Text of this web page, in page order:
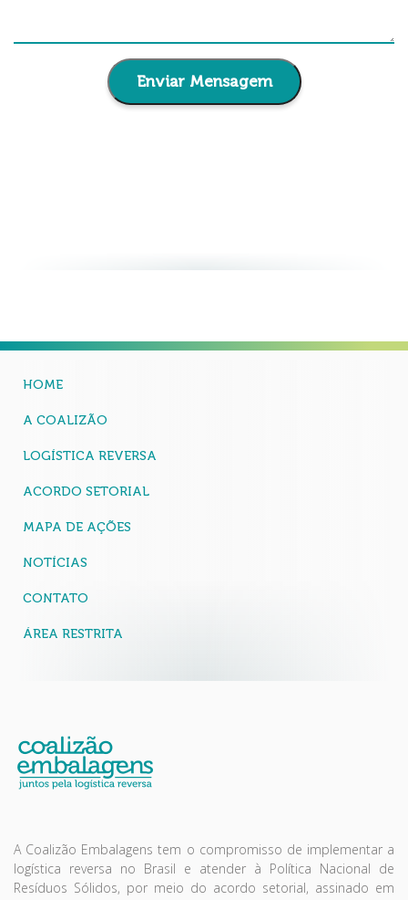
HOME
A COALIZÃO
LOGÍSTICA REVERSA
ACORDO SETORIAL
MAPA DE AÇÕES
NOTÍCIAS
CONTATO
ÁREA RESTRITA
A Coalizão Embalagens tem o compromisso de implementar a
logística reversa no Brasil e atender à Política Nacional de
Resíduos Sólidos, por meio do acordo setorial, assinado em